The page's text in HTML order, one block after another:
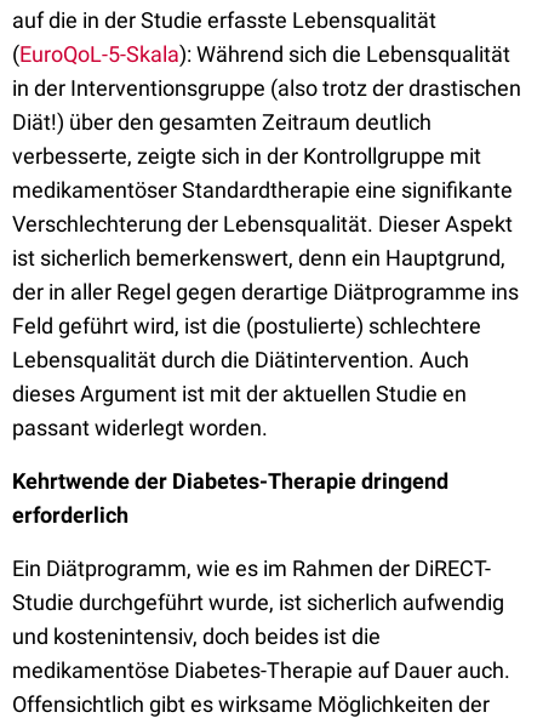
auf die in der Studie erfasste Lebensqualität
(EuroQoL-5-Skala): Während sich die Lebensqualität
in der Interventionsgruppe (also trotz der drastischen
Diät!) über den gesamten Zeitraum deutlich
verbesserte, zeigte sich in der Kontrollgruppe mit
medikamentöser Standardtherapie eine signifikante
Verschlechterung der Lebensqualität. Dieser Aspekt
ist sicherlich bemerkenswert, denn ein Hauptgrund,
der in aller Regel gegen derartige Diätprogramme ins
Feld geführt wird, ist die (postulierte) schlechtere
Lebensqualität durch die Diätintervention. Auch
dieses Argument ist mit der aktuellen Studie en
passant widerlegt worden.
Kehrtwende der Diabetes-Therapie dringend
erforderlich
Ein Diätprogramm, wie es im Rahmen der DiRECT-
Studie durchgeführt wurde, ist sicherlich aufwendig
und kostenintensiv, doch beides ist die
medikamentöse Diabetes-Therapie auf Dauer auch.
Offensichtlich gibt es wirksame Möglichkeiten der